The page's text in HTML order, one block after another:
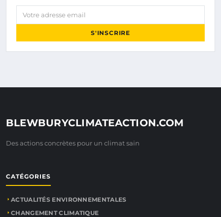
Votre adresse email
S'INSCRIRE
BLEWBURYCLIMATEACTION.COM
Des actions concrètes pour un climat sain
CATÉGORIES
ACTUALITÉS ENVIRONNEMENTALES
CHANGEMENT CLIMATIQUE